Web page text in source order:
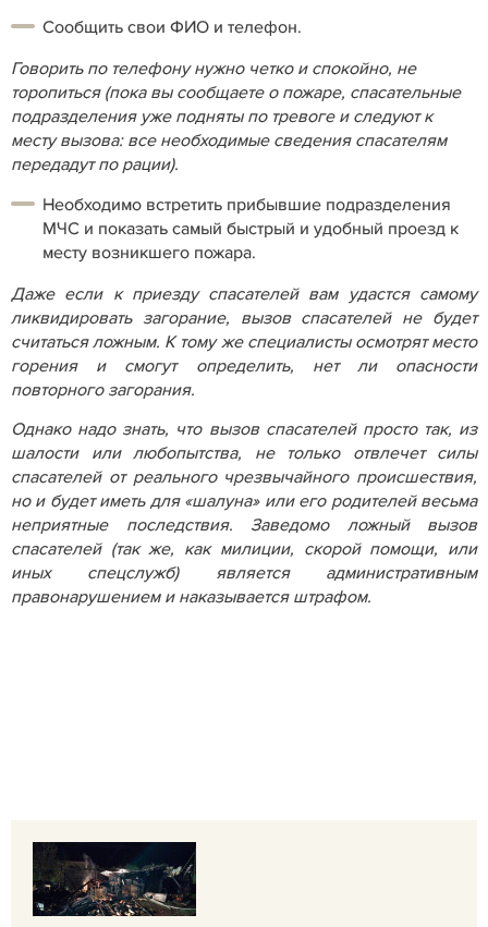
Сообщить свои ФИО и телефон.
Говорить по телефону нужно четко и спокойно, не
торопиться (пока вы сообщаете о пожаре, спасательные
подразделения уже подняты по тревоге и следуют к
месту вызова: все необходимые сведения спасателям
передадут по рации).
Необходимо встретить прибывшие подразделения
МЧС и показать самый быстрый и удобный проезд к
месту возникшего пожара.
Даже если к приезду спасателей вам удастся самому
ликвидировать загорание, вызов спасателей не будет
считаться ложным. К тому же специалисты осмотрят место
горения и смогут определить, нет ли опасности
повторного загорания.
Однако надо знать, что вызов спасателей просто так, из
шалости или любопытства, не только отвлечет силы
спасателей от реального чрезвычайного происшествия,
но и будет иметь для «шалуна» или его родителей весьма
неприятные последствия. Заведомо ложный вызов
спасателей (так же, как милиции, скорой помощи, или
иных спецслужб) является административным
правонарушением и наказывается штрафом.